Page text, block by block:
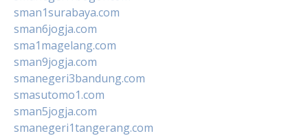
sman1surabaya.com
sman6jogja.com
sma1magelang.com
sman9jogja.com
smanegeri3bandung.com
smasutomo1.com
sman5jogja.com
smanegeri1tangerang.com